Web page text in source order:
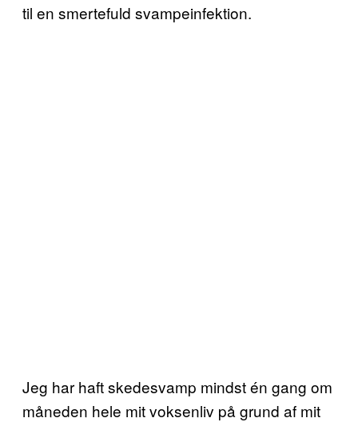
til en smertefuld svampeinfektion.
Jeg har haft skedesvamp mindst én gang om
måneden hele mit voksenliv på grund af mit